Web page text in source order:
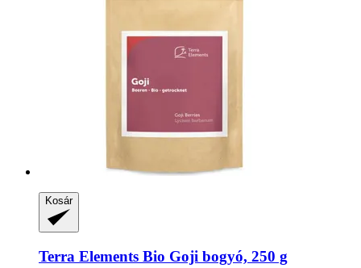
Kosár
Terra Elements Bio Goji bogyó, 250 g